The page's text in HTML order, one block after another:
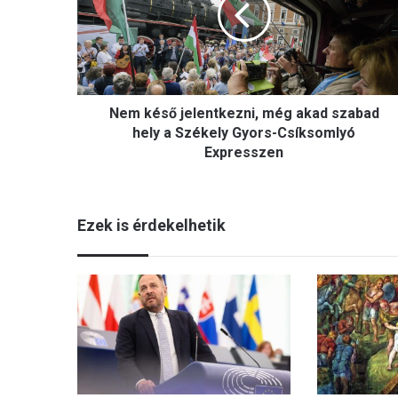
é
s
ő
j
e
z
i
m
é
g
a
Nem késő jelentkezni, még akad szabad
hely a Székely Gyors-Csíksomlyó
Expresszen
Ezek is érdekelhetik